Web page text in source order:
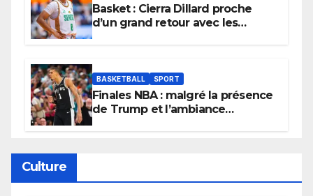
Basket : Cierra Dillard proche
d’un grand retour avec les
BASKETBALL SPORT
Finales NBA : malgré la présence
de Trump et l’ambiance
Culture